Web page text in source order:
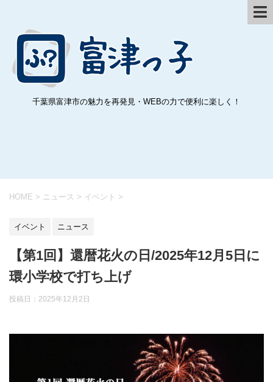
千葉県富津市の魅力を再発見・WEBの力で便利に楽しく！
HOME > ニュース > イベント >
イベント ニュース
【第1回】還暦花火の日/2025年12月5日に
環小学校で打ち上げ
投稿日： 2025年12月2日